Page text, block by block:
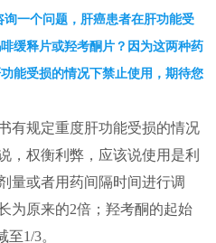
询一个问题，肝癌患者在肝功能受
缓释片或羟考酮片？因为这两种药
能受损的情况下禁止使用，期待您
有规定重度肝功能受损的情况
，权衡利弊，应该说使用是利
量或者用药间隔时间进行调
为原来的2倍；羟考酮的起始
1/3。